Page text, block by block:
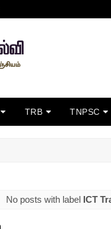
TRB TNPSC
No posts with label ICT